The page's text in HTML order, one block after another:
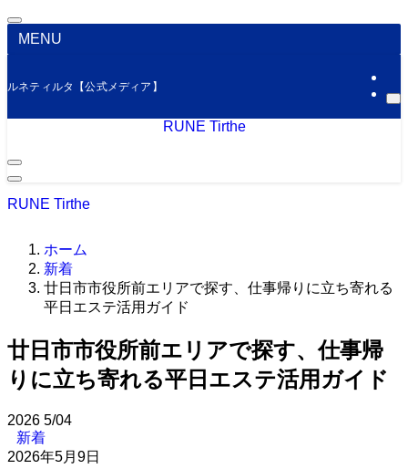
MENU
ルネティルタ【公式メディア】
RUNE Tirthe
RUNE Tirthe
ホーム
新着
廿日市市役所前エリアで探す、仕事帰りに立ち寄れる
平日エステ活用ガイド
廿日市市役所前エリアで探す、仕事帰
りに立ち寄れる平日エステ活用ガイド
2026 5/04
新着
2026年5月9日